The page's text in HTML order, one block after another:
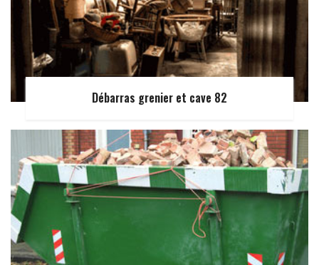
Débarras grenier et cave 82